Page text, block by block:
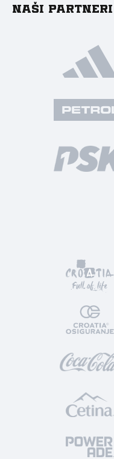
Naši partneri